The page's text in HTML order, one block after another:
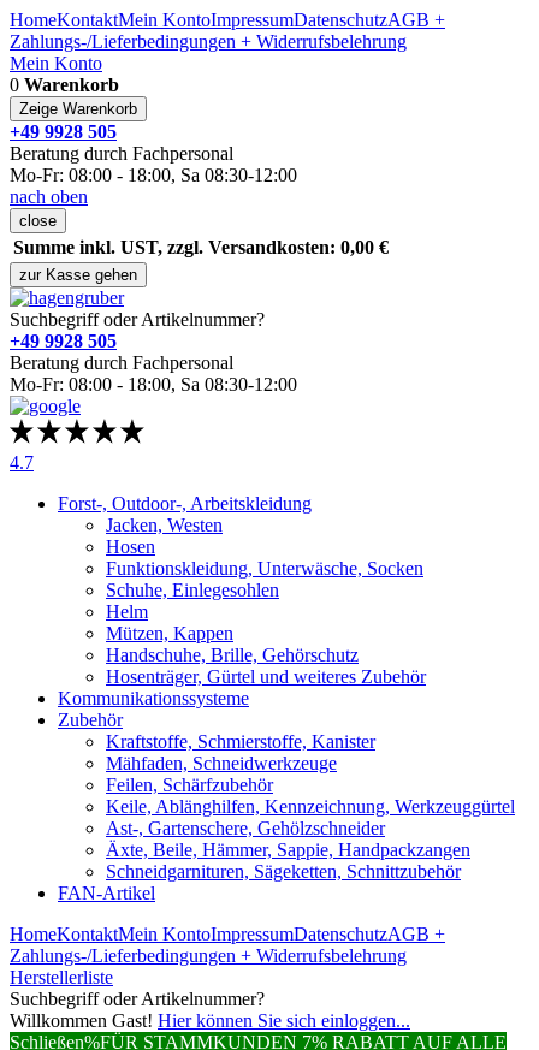
HomeKontaktMein KontoImpressumDatenschutzAGB +
Zahlungs-/Lieferbedingungen + Widerrufsbelehrung
Mein Konto
0 Warenkorb
Zeige Warenkorb
+49 9928 505
Beratung durch Fachpersonal
Mo-Fr: 08:00 - 18:00, Sa 08:30-12:00
nach oben
close
Summe inkl. UST, zzgl. Versandkosten: 0,00 €
zur Kasse gehen
Suchbegriff oder Artikelnummer?
+49 9928 505
Beratung durch Fachpersonal
Mo-Fr: 08:00 - 18:00, Sa 08:30-12:00
4.7
Forst-, Outdoor-, Arbeitskleidung
Jacken, Westen
Hosen
Funktionskleidung, Unterwäsche, Socken
Schuhe, Einlegesohlen
Helm
Mützen, Kappen
Handschuhe, Brille, Gehörschutz
Hosenträger, Gürtel und weiteres Zubehör
Kommunikationssysteme
Zubehör
Kraftstoffe, Schmierstoffe, Kanister
Mähfaden, Schneidwerkzeuge
Feilen, Schärfzubehör
Keile, Ablänghilfen, Kennzeichnung, Werkzeuggürtel
Ast-, Gartenschere, Gehölzschneider
Äxte, Beile, Hämmer, Sappie, Handpackzangen
Schneidgarnituren, Sägeketten, Schnittzubehör
FAN-Artikel
HomeKontaktMein KontoImpressumDatenschutzAGB +
Zahlungs-/Lieferbedingungen + Widerrufsbelehrung
Herstellerliste
Suchbegriff oder Artikelnummer?
Willkommen Gast! Hier können Sie sich einloggen...
Schließen%FÜR STAMMKUNDEN 7% RABATT AUF ALLE